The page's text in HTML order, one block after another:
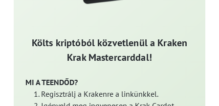
Költs kriptóból közvetlenül a Kraken
Krak Mastercarddal!
MI A TEENDŐD?
Regisztrálj a Krakenre a linkünkkel.